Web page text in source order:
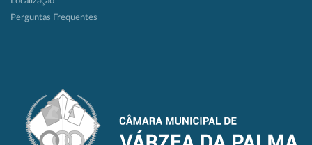
Perguntas Frequentes